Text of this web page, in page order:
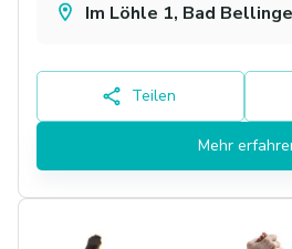
Im Löhle 1, Bad
Teilen
Mehr